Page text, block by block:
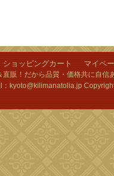
ショッピングカート マイペ
直販！だから品質・価格共に自